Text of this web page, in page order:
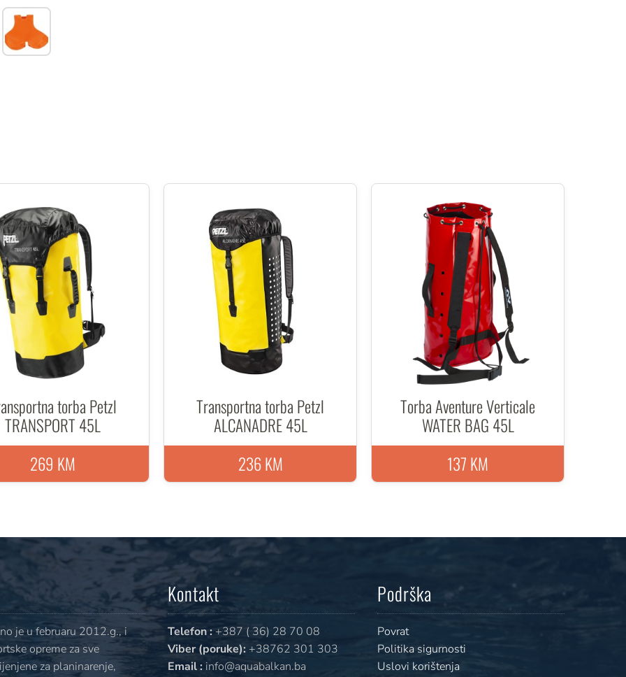
torba Petzl
TRANSPORT 45L
269 KM
Transportna torba Petzl
ALCANADRE 45L
236 KM
Torba Aventure Verticale
WATER BAG 45L
137 KM
je u februaru 2012.g., i
opreme za sve
za planinarenje,
Kontakt
Telefon : +387 ( 36) 28 70 08
Viber (poruke): +38762 301 303
Email : info@aquabalkan.ba
Podrška
Povrat
Politika sigurnosti
Uslovi korištenja